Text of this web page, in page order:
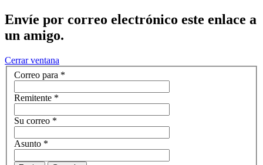
Envíe por correo electrónico este enlace a
un amigo.
Cerrar ventana
Correo para *
Remitente *
Su correo *
Asunto *